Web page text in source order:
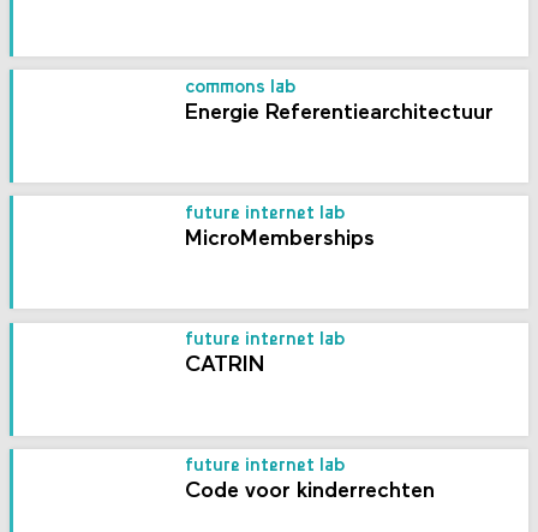
commons lab
Energie Referentie­architectuur
future internet lab
MicroMemberships
future internet lab
CATRIN
future internet lab
Code voor kinderrechten